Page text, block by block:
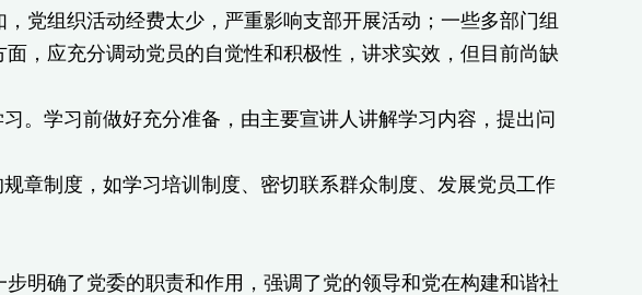
组织活动经费太少，严重影响支部开展活动；一些多部门组
，应充分调动党员的自觉性和积极性，讲求实效，但目前尚缺
学习前做好充分准备，由主要宣讲人讲解学习内容，提出问
制度，如学习培训制度、密切联系群众制度、发展党员工作
确了党委的职责和作用，强调了党的领导和党在构建和谐社